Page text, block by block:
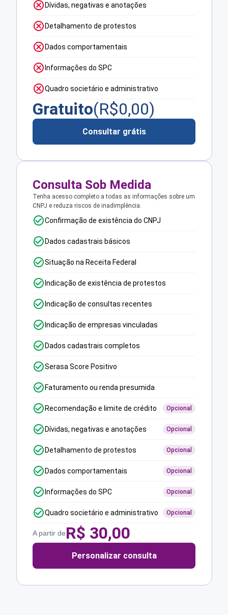
Dívidas, negativas e anotações
Detalhamento de protestos
Dados comportamentais
Informações do SPC
Quadro societário e administrativo
Gratuito(R$0,00)
Consultar grátis
Consulta Sob Medida
Tenha acesso completo a todas as informações sobre um
CNPJ e reduza riscos de inadimplência.
Confirmação de existência do CNPJ
Dados cadastrais básicos
Situação na Receita Federal
Indicação de existência de protestos
Indicação de consultas recentes
Indicação de empresas vinculadas
Dados cadastrais completos
Serasa Score Positivo
Faturamento ou renda presumida
Recomendação e limite de crédito Opcional
Dívidas, negativas e anotações Opcional
Detalhamento de protestos Opcional
Dados comportamentais Opcional
Informações do SPC Opcional
Quadro societário e administrativo Opcional
A partir deR$ 30,00
Personalizar consulta